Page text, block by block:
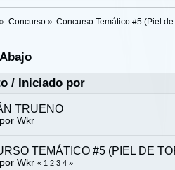
Concurso» Concurso Temático #5 (Piel de
Abajo
/ Iniciado por
TRUENO
Wkr
TEMÁTICO #5 (PIEL DE
Wkr « 1 2 3 4 »